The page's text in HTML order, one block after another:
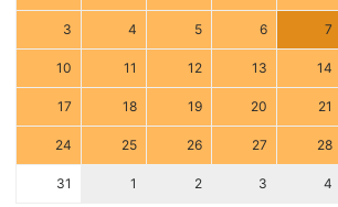
3 4 5 6 7
10 11 12 13 14
17 18 19 20 21
24 25 26 27 28
31 1 2 3 4